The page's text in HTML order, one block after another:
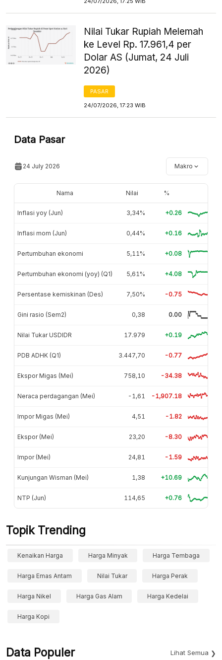
Nilai Tukar Rupiah Melemah
ke Level Rp. 17.961,4 per
Dolar AS (Jumat, 24 Juli
2026)
PASAR
24/07/2026, 17:23 WIB
Data Pasar
24 July 2026 Makro
Nama Nilai %
Inflasi yoy (Jun) 3,34% +0.26
Inflasi mom (Jun) 0,44% +0.16
Pertumbuhan ekonomi 5,11% +0.08
Pertumbuhan ekonomi (yoy) (Q1) 5,61% +4.08
Persentase kemiskinan (Des) 7,50% -0.75
Gini rasio (Sem2) 0,38 0.00
Nilai Tukar USDIDR 17.979 +0.19
PDB ADHK (Q1) 3.447,70 -0.77
Ekspor Migas (Mei) 758,10 -34.38
Neraca perdagangan (Mei) -1,61 -1,907.18
Impor Migas (Mei) 4,51 -1.82
Ekspor (Mei) 23,20 -8.30
Impor (Mei) 24,81 -1.59
Kunjungan Wisman (Mei) 1,38 +10.69
NTP (Jun) 114,65 +0.76
Topik Trending
Kenaikan Harga Harga Minyak Harga Tembaga
Harga Emas Antam Nilai Tukar Harga Perak
Harga Nikel Harga Gas Alam Harga Kedelai
Harga Kopi
Data Populer Lihat Semua